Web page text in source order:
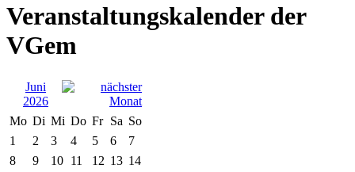
Veranstaltungskalender der
VGem
Juni
2026
Mo Di Mi Do Fr Sa So
1
2 3 4 5 6
7
8
9 10 11 12 13 14